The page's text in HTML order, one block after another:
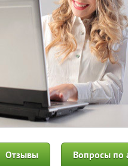
Отзывы Вопросы по